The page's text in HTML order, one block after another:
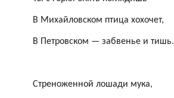
В Михайловском птица хохочет,
В Петровском — забвенье и тишь.
Стреноженной лошади мука,